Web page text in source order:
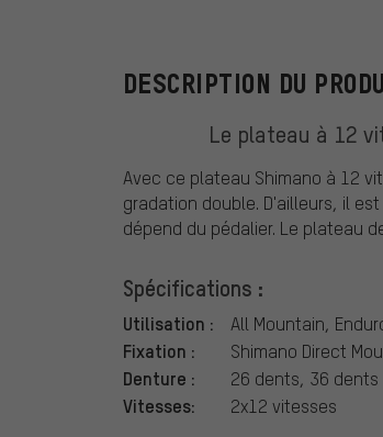
DESCRIPTION DU
Le plateau à 12
Avec ce plateau Shimano à 12
gradation double. D'ailleurs, il
dépend du pédalier. Le plateau
Spécifications :
Utilisation : All Mountain,
Fixation : Shimano Direct
Denture : 26 dents, 36 dents
Vitesses: 2x12 vitesses